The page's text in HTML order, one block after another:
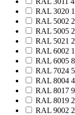
RAL 3020 1
RAL 5002 2
RAL 5005 2
RAL 5021 2
RAL 6002 1
RAL 6005 8
RAL 7024 5
RAL 8004 4
RAL 8017 9
RAL 8019 2
RAL 9002 2